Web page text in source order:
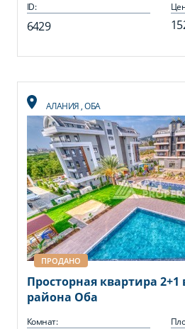
ID:
6429
АЛАНИЯ,ОБА
ПРОДАНО
Просторная квартира
района Оба
Комнат: